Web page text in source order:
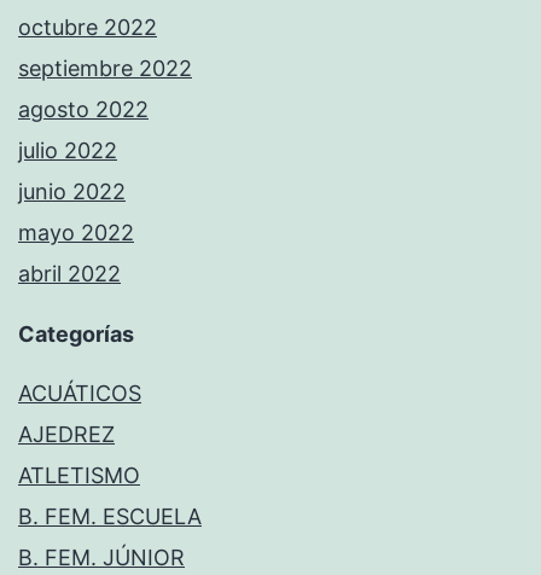
octubre 2022
septiembre 2022
agosto 2022
julio 2022
junio 2022
mayo 2022
abril 2022
Categorías
ACUÁTICOS
AJEDREZ
ATLETISMO
B. FEM. ESCUELA
B. FEM. JÚNIOR